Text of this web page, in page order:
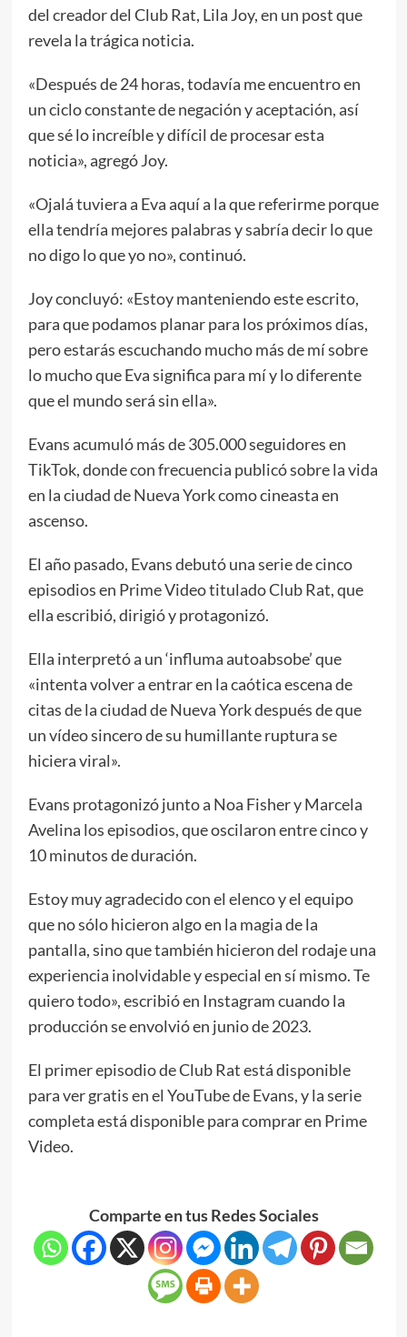
del creador del Club Rat, Lila Joy, en un post que
revela la trágica noticia.
«Después de 24 horas, todavía me encuentro en
un ciclo constante de negación y aceptación, así
que sé lo increíble y difícil de procesar esta
noticia», agregó Joy.
«Ojalá tuviera a Eva aquí a la que referirme porque
ella tendría mejores palabras y sabría decir lo que
no digo lo que yo no», continuó.
Joy concluyó: «Estoy manteniendo este escrito,
para que podamos planar para los próximos días,
pero estarás escuchando mucho más de mí sobre
lo mucho que Eva significa para mí y lo diferente
que el mundo será sin ella».
Evans acumuló más de 305.000 seguidores en
TikTok, donde con frecuencia publicó sobre la vida
en la ciudad de Nueva York como cineasta en
ascenso.
El año pasado, Evans debutó una serie de cinco
episodios en Prime Video titulado Club Rat, que
ella escribió, dirigió y protagonizó.
Ella interpretó a un ‘influma autoabsobe’ que
«intenta volver a entrar en la caótica escena de
citas de la ciudad de Nueva York después de que
un vídeo sincero de su humillante ruptura se
hiciera viral».
Evans protagonizó junto a Noa Fisher y Marcela
Avelina los episodios, que oscilaron entre cinco y
10 minutos de duración.
Estoy muy agradecido con el elenco y el equipo
que no sólo hicieron algo en la magia de la
pantalla, sino que también hicieron del rodaje una
experiencia inolvidable y especial en sí mismo. Te
quiero todo», escribió en Instagram cuando la
producción se envolvió en junio de 2023.
El primer episodio de Club Rat está disponible
para ver gratis en el YouTube de Evans, y la serie
completa está disponible para comprar en Prime
Video.
Comparte en tus Redes Sociales